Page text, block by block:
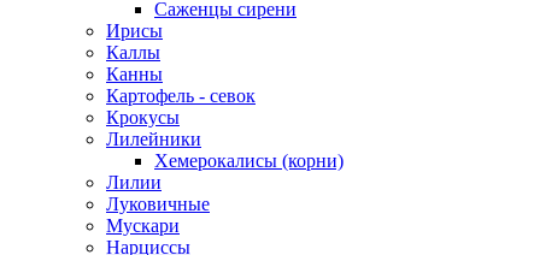
Саженцы сирени
Ирисы
Каллы
Канны
Картофель - севок
Крокусы
Лилейники
Хемерокалисы (корни)
Лилии
Луковичные
Мускари
Нарциссы